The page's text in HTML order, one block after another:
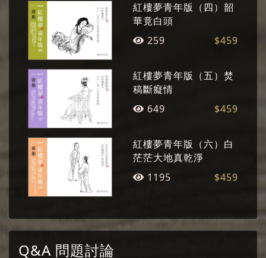
詩戲02
詩戲03
11.襲人探病
襲人探病01
襲人探病02
襲人探病03
12.晴雯補裘
晴雯補裘01
晴雯補裘02
13.年宵
紅樓夢青年版（四）韶
華竟白頭
259
$459
紅樓夢青年版（五）焚
稿斷癡情
649
$459
紅樓夢青年版（六）白
茫茫大地真乾淨
1195
$459
Q&A 問題討論